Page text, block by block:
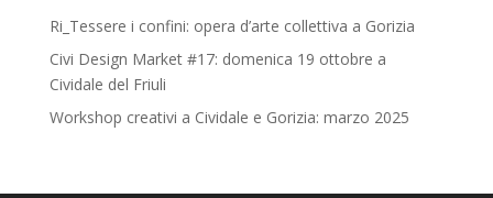
Ri_Tessere i confini: opera d’arte collettiva a Gorizia
Civi Design Market #17: domenica 19 ottobre a
Cividale del Friuli
Workshop creativi a Cividale e Gorizia: marzo 2025